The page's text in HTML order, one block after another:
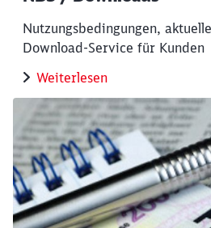
Nutzungsbedingungen,
Download-Service für Kunden
Weiterlesen